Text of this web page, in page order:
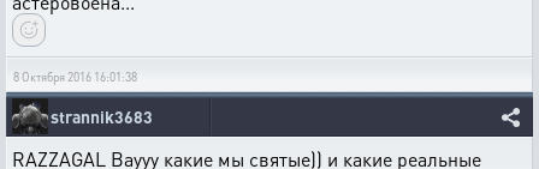
8 Октября 2016 16:01:38
strannik3683
RAZZAGAL Ваууу какие мы святые)) и какие реальные